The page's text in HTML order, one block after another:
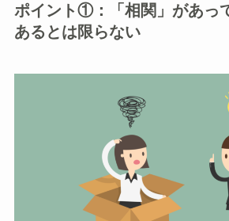
ポイント①：「相関」があっ
あるとは限らない